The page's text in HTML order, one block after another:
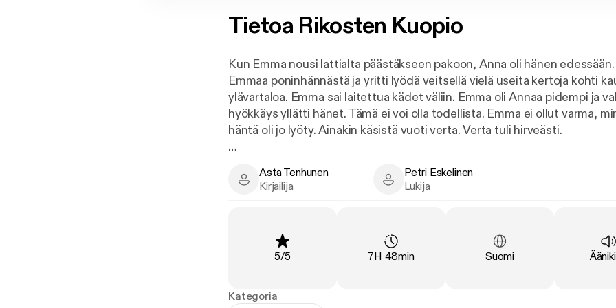
Tietoa Rikosten Kuopio
Kun Emma nousi lattialta päästäkseen pakoon, Anna oli hänen
Emmaa poninhännästä ja yritti lyödä veitsellä vielä useita kertoja kohti
ylävartaloa. Emma sai laitettua kädet väliin. Emma oli Annaa pidempi ja
hyökkäys yllätti hänet. Tämä ei voi olla todellista. Emma ei ollut varma,
häntä oli jo lyöty. Ainakin käsistä vuoti verta. Verta tuli hirveästi.
koruliikkeen puhallus. Oudot sattumukset tulipalopaikoilla osoittautuvat
päästä rikoksiksi. Illanvieton karmea päätös leviää heti yleisön tietoon
Asta Tenhunen on Savon Sanomien pitkän linjan rikostoimittaja. Tai kuten
on nähnyt, kuinka Itä-Suomen alueen rikollisuus muuttuu ajan mukana.
Asta Tenhunen - Author
Asta Tenhunen
Kirjailija
Petri Eskelinen - Narrator
Petri Eskelinen
Lukija
Arvosana
5/5 Kesto:
7H 48min Kieli:
Suomi
Kategoria